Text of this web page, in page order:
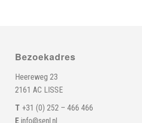
Bezoekadres
Heereweg 23
2161 AC LISSE
T +31 (0) 252 – 466 466
Einfo@senl.nl